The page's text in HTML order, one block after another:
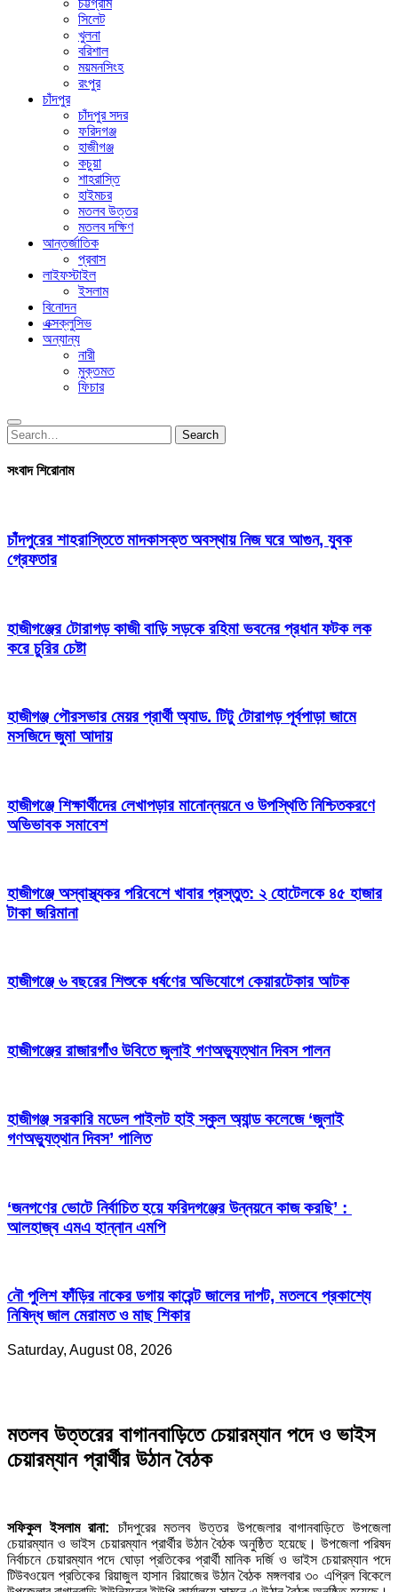
চট্টগ্রাম
সিলেট
খুলনা
বরিশাল
ময়মনসিংহ
রংপুর
চাঁদপুর
চাঁদপুর সদর
ফরিদগঞ্জ
হাজীগঞ্জ
কচুয়া
শাহরাস্তি
হাইমচর
মতলব উত্তর
মতলব দক্ষিণ
আন্তর্জাতিক
প্রবাস
লাইফস্টাইল
ইসলাম
বিনোদন
এক্সক্লুসিভ
অন্যান্য
নারী
মুক্তমত
ফিচার
Search
for:
Search
সংবাদ শিরোনাম
চাঁদপুরের শাহরাস্তিতে মাদকাসক্ত অবস্থায় নিজ ঘরে আগুন, যুবক
গ্রেফতার
হাজীগঞ্জের টোরাগড় কাজী বাড়ি সড়কে রহিমা ভবনের প্রধান ফটক লক
করে চুরির চেষ্টা
হাজীগঞ্জ পৌরসভার মেয়র প্রার্থী অ্যাড. টিটু টোরাগড় পূর্বপাড়া জামে
মসজিদে জুমা আদায়
হাজীগঞ্জে শিক্ষার্থীদের লেখাপড়ার মানোন্নয়নে ও উপস্থিতি নিশ্চিতকরণে
অভিভাবক সমাবেশ
হাজীগঞ্জে অস্বাস্থ্যকর পরিবেশে খাবার প্রস্তুত: ২ হোটেলকে ৪৫ হাজার
টাকা জরিমানা
হাজীগঞ্জে ৬ বছরের শিশুকে ধর্ষণের অভিযোগে কেয়ারটেকার আটক
হাজীগঞ্জের রাজারগাঁও উবিতে জুলাই গণঅভ্যুত্থান দিবস পালন
হাজীগঞ্জ সরকারি মডেল পাইলট হাই স্কুল অ্যান্ড কলেজে ‘জুলাই
গণঅভ্যুত্থান দিবস’ পালিত
‘জনগণের ভোটে নির্বাচিত হয়ে ফরিদগঞ্জের উন্নয়নে কাজ করছি’ :
আলহাজ্ব এমএ হান্নান এমপি
নৌ পুলিশ ফাঁড়ির নাকের ডগায় কারেন্ট জালের দাপট, মতলবে প্রকাশ্যে
নিষিদ্ধ জাল মেরামত ও মাছ শিকার
Saturday, August 08, 2026
মতলব উত্তরের বাগানবাড়িতে চেয়ারম্যান পদে ও ভাইস
চেয়ারম্যান প্রার্থীর উঠান বৈঠক
সফিকুল ইসলাম রানা: চাঁদপুরের মতলব উত্তর উপজেলার বাগানবাড়িতে উপজেলা
চেয়ারম্যান ও ভাইস চেয়ারম্যান প্রার্থীর উঠান বৈঠক অনুষ্ঠিত হয়েছে। উপজেলা পরিষদ
নির্বাচনে চেয়ারম্যান পদে ঘোড়া প্রতিকের প্রার্থী মানিক দর্জি ও ভাইস চেয়ারম্যান পদে
টিউবওয়েল প্রতিকের রিয়াজুল হাসান রিয়াজের উঠান বৈঠক মঙ্গলবার ৩০ এপ্রিল বিকেলে